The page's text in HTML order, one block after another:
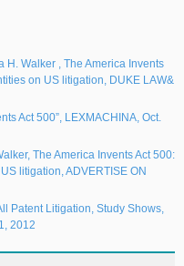
H. Walker , The America Invents
on US litigation, DUKE LAW&
Act 500”, LEXMACHINA, Oct.
The America Invents Act 500:
litigation, ADVERTISE ON
Patent Litigation, Study Shows,
2012